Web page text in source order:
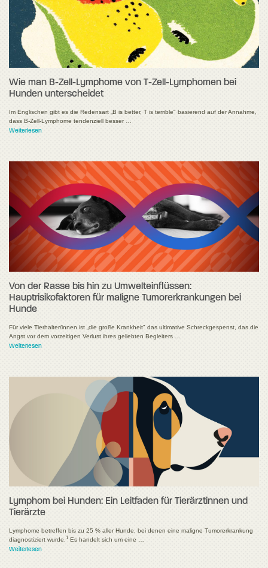
Wie man B-Zell-Lymphome von T-Zell-Lymphomen bei
Hunden unterscheidet
Im Englischen gibt es die Redensart „B is better, T is terrible" basierend auf der Annahme,
dass B-Zell-Lymphome tendenziell besser …
Weiterlesen
Von der Rasse bis hin zu Umwelteinflüssen:
Hauptrisikofaktoren für maligne Tumorerkrankungen bei
Hunde
Für viele Tierhalter/innen ist „die große Krankheit" das ultimative Schreckgespenst, das die
Angst vor dem vorzeitigen Verlust ihres geliebten Begleiters …
Weiterlesen
Lymphom bei Hunden: Ein Leitfaden für Tierärztinnen und
Tierärzte
Lymphome betreffen bis zu 25 % aller Hunde, bei denen eine maligne Tumorerkrankung
diagnostiziert wurde. 1 Es handelt sich um eine …
Weiterlesen